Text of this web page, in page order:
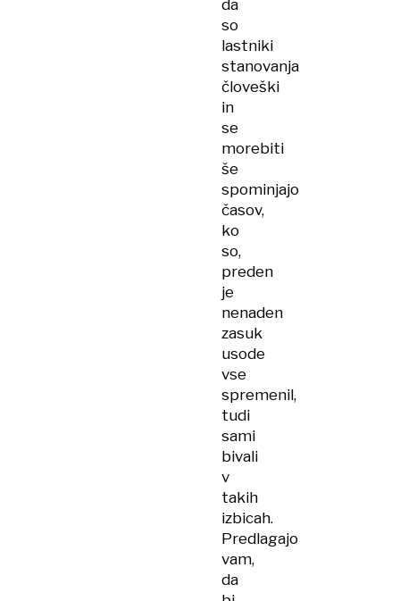
da
so
lastniki
stanovanja
človeški
in
se
morebiti
še
spominjajo
časov,
ko
so,
preden
je
nenaden
zasuk
usode
vse
spremenil,
tudi
sami
bivali
v
takih
izbicah.
Predlagajo
vam,
da